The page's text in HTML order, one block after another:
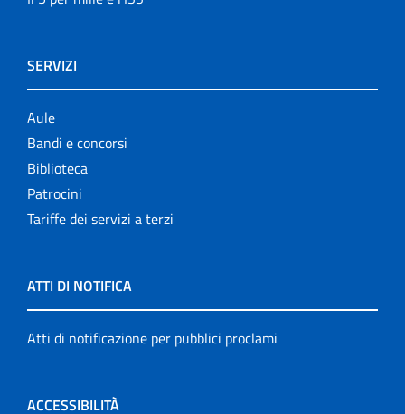
SERVIZI
Aule
Bandi e concorsi
Biblioteca
Patrocini
Tariffe dei servizi a terzi
ATTI DI NOTIFICA
Atti di notificazione per pubblici proclami
ACCESSIBILITÀ